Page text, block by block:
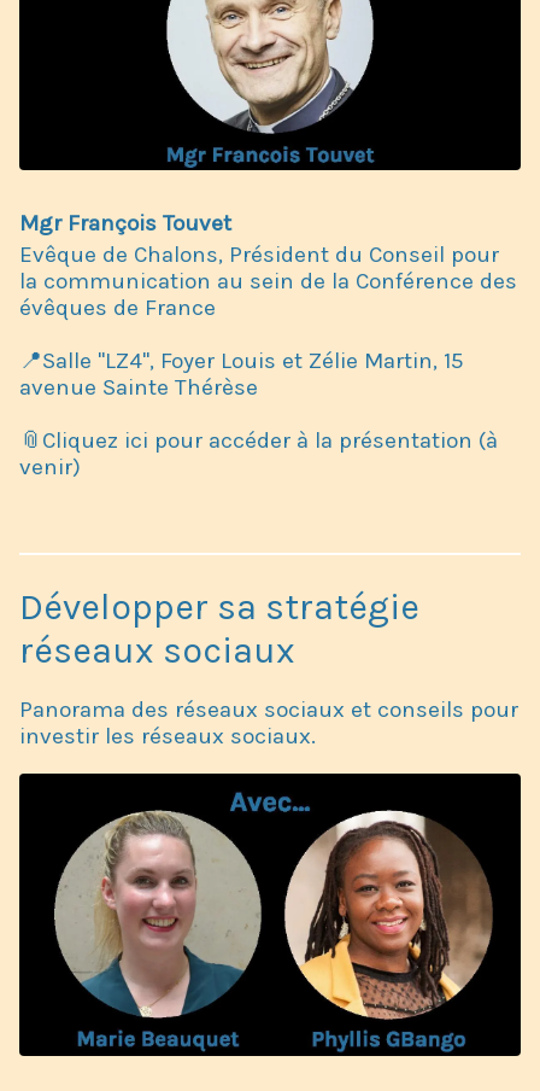
Mgr François Touvet
Evêque de Chalons, Président du Conseil pour
la communication au sein de la Conférence des
évêques de France
📍Salle "LZ4", Foyer Louis et Zélie Martin, 15
avenue Sainte Thérèse
📎Cliquez ici pour accéder à la présentation (à
venir)
Développer sa stratégie
réseaux sociaux
Panorama des réseaux sociaux et conseils pour
investir les réseaux sociaux.